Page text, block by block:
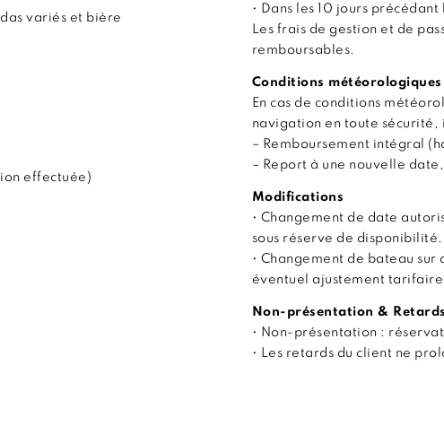
variés et bière
effectuée)
• Dans les 10 jours
Les frais de gestion et de
remboursables.
Conditions météorologiques
En cas de conditions
navigation en toute sécurité,
– Remboursement intégral
– Report à une nouvelle
Modifications
• Changement de date
sous réserve de disponibilité.
• Changement de bateau
éventuel ajustement tarifaire.
Non-présentation & Retards
• Non-présentation :
• Les retards du client ne